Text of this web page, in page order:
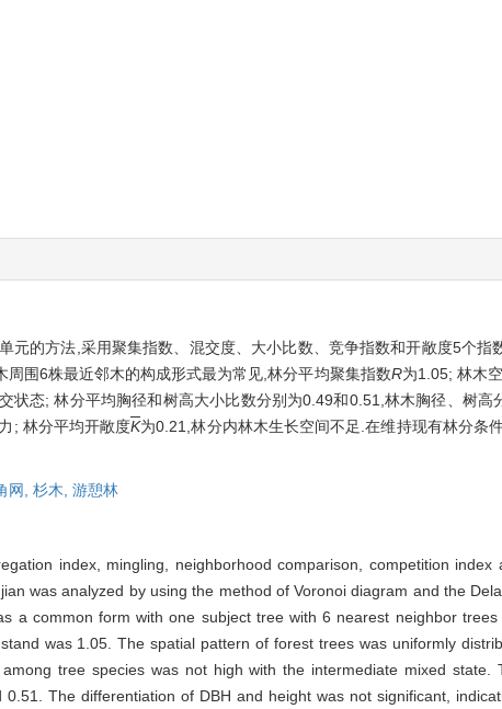
元的方法,采用聚集指数、混交度、大小比数、竞争指数和开敞度5个指
围6株最近邻木的构成形式最为常见,林分平均聚集指数R为1.05; 林木
状态; 林分平均胸径和树高大小比数分别为0.49和0.51,林木胸径、树
; 林分平均开敞度K为0.21,林分内林木生长空间不足.在维持现有林分条
网, 杉木, 游憩林
index, mingling, neighborhood comparison, competition
was analyzed by using the method of Voronoi diagram and the
a common form with one subject tree with 6 nearest neighbor
was 1.05. The spatial pattern of forest trees was uniformly
tree species was not high with the intermediate mixed state.
The differentiation of DBH and height was not significant,